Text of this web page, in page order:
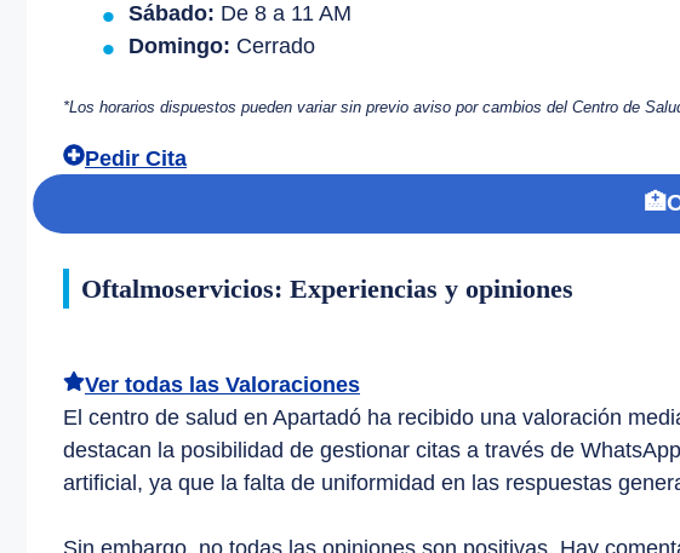
Sábado: De 8 a 11 AM
Domingo: Cerrado
*Los horarios dispuestos pueden variar sin previo aviso por cambios del Centro de
Pedir Cita
Oftalmoservicios: Experiencias y opiniones
Ver todas las Valoraciones
El centro de salud en Apartadó ha recibido una valoración
destacan la posibilidad de gestionar citas a través de
artificial, ya que la falta de uniformidad en las respuestas
Sin embargo, no todas las opiniones son positivas. Hay